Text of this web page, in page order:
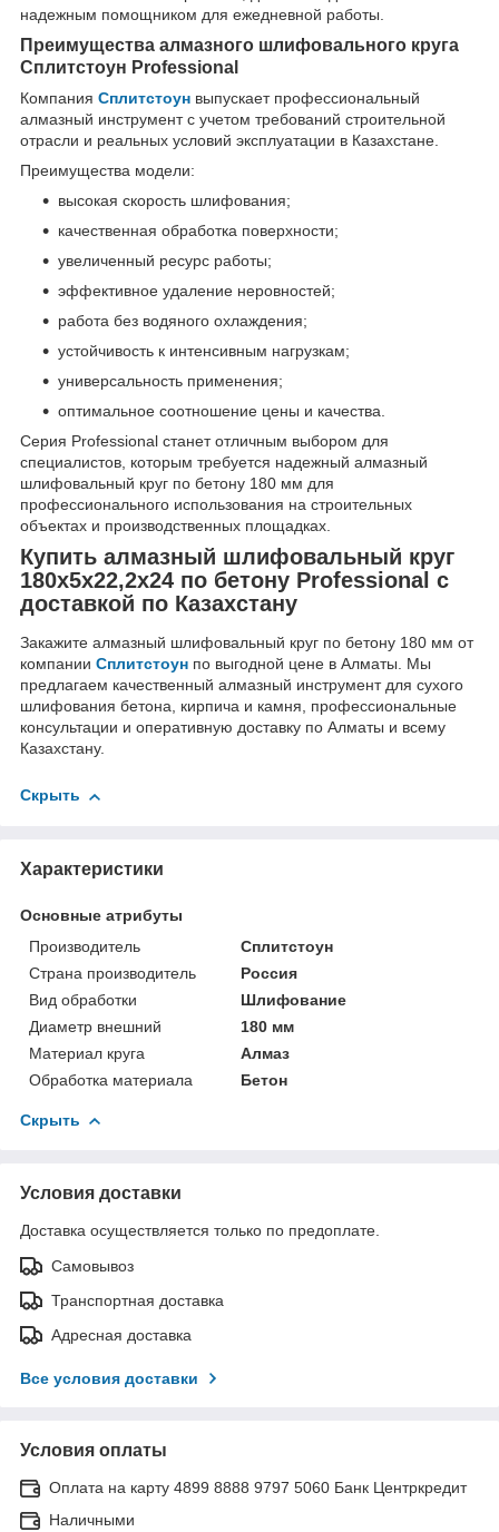
надежным помощником для ежедневной работы.
Преимущества алмазного шлифовального круга
Сплитстоун Professional
Компания Сплитстоун выпускает профессиональный
алмазный инструмент с учетом требований строительной
отрасли и реальных условий эксплуатации в Казахстане.
Преимущества модели:
высокая скорость шлифования;
качественная обработка поверхности;
увеличенный ресурс работы;
эффективное удаление неровностей;
работа без водяного охлаждения;
устойчивость к интенсивным нагрузкам;
универсальность применения;
оптимальное соотношение цены и качества.
Серия Professional станет отличным выбором для
специалистов, которым требуется надежный алмазный
шлифовальный круг по бетону 180 мм для
профессионального использования на строительных
объектах и производственных площадках.
Купить алмазный шлифовальный круг
180x5x22,2x24 по бетону Professional с
доставкой по Казахстану
Закажите алмазный шлифовальный круг по бетону 180 мм от
компании Сплитстоун по выгодной цене в Алматы. Мы
предлагаем качественный алмазный инструмент для сухого
шлифования бетона, кирпича и камня, профессиональные
консультации и оперативную доставку по Алматы и всему
Казахстану.
Скрыть
Характеристики
Основные атрибуты
Производитель
Сплитстоун
Страна производитель
Россия
Вид обработки
Шлифование
Диаметр внешний
180 мм
Материал круга
Алмаз
Обработка материала
Бетон
Скрыть
Условия доставки
Доставка осуществляется только по предоплате.
Самовывоз
Транспортная доставка
Адресная доставка
Все условия доставки
Условия оплаты
Оплата на карту 4899 8888 9797 5060 Банк Центркредит
Наличными